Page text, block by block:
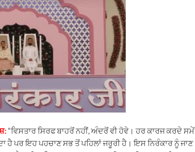
“ਵਿਸਤਾਰ ਸਿਰਫ ਬਾਹਰੋਂ ਨਹੀਂ, ਅੰਦਰੋਂ ਵੀ ਹੋਵੇ। ਹਰ ਕਾਰਜ ਕਰਦੇ ਸਮੇਂ
ਹੈ ਪਰ ਇਹ ਪਹਚਾਣ ਸਭ ਤੋਂ ਪਹਿਲਾਂ ਜਰੂਰੀ ਹੈ। ਇਸ ਨਿਰੰਕਾਰ ਨੂੰ ਜਾਣ